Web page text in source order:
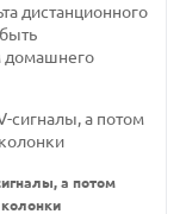
дистанционного
домашнего
а потом